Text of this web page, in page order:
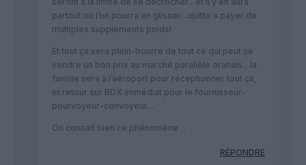
partout où l’on pourra en glisser…quitte a payer de
multiples suppléments poids!
Et tout ça sera plein-bourré de tout ce qui peut se
vendre un bon prix au marché parallèle oranais…la
famille sera à l’aéroport pour réceptionner tout ça,
et retour sur BDX immédiat pour le fournisseur-
pourvoyeur-convoyeur…
On connait bien ce phénomène…
RÉPONDRE